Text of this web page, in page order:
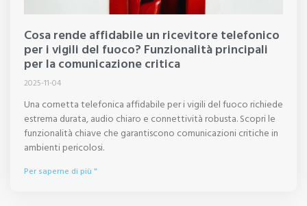
Cosa rende affidabile un ricevitore telefonico
per i vigili del fuoco? Funzionalità principali
per la comunicazione critica
2025-11-04
Una cornetta telefonica affidabile per i vigili del fuoco richiede
estrema durata, audio chiaro e connettività robusta. Scopri le
funzionalità chiave che garantiscono comunicazioni critiche in
ambienti pericolosi.
Per saperne di più "